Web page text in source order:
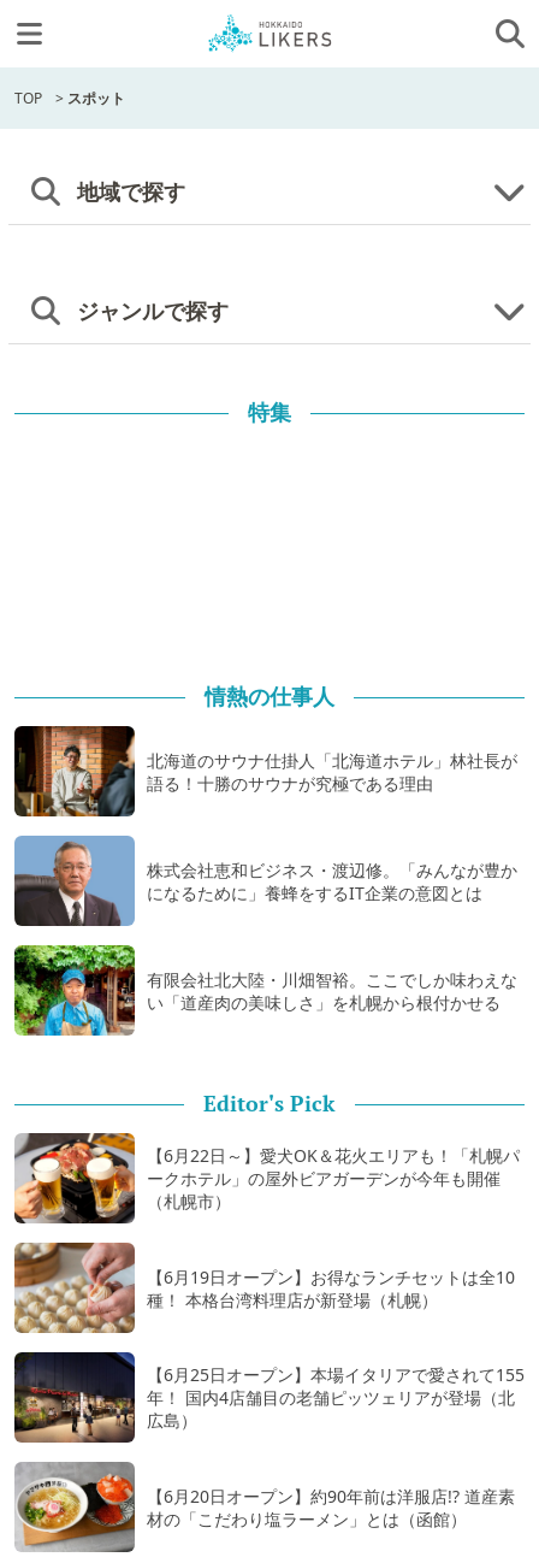
TOP > スポット
地域で探す
ジャンルで探す
特集
情熱の仕事人
北海道のサウナ仕掛人「北海道ホテル」林社長が
語る！十勝のサウナが究極である理由
株式会社恵和ビジネス・渡辺修。「みんなが豊か
になるために」養蜂をするIT企業の意図とは
有限会社北大陸・川畑智裕。ここでしか味わえな
い「道産肉の美味しさ」を札幌から根付かせる
Editor's Pick
【6月22日～】愛犬OK＆花火エリアも！「札幌パ
ークホテル」の屋外ビアガーデンが今年も開催
（札幌市）
【6月19日オープン】お得なランチセットは全10
種！ 本格台湾料理店が新登場（札幌）
【6月25日オープン】本場イタリアで愛されて155
年！ 国内4店舗目の老舗ピッツェリアが登場（北
広島）
【6月20日オープン】約90年前は洋服店!? 道産素
材の「こだわり塩ラーメン」とは（函館）